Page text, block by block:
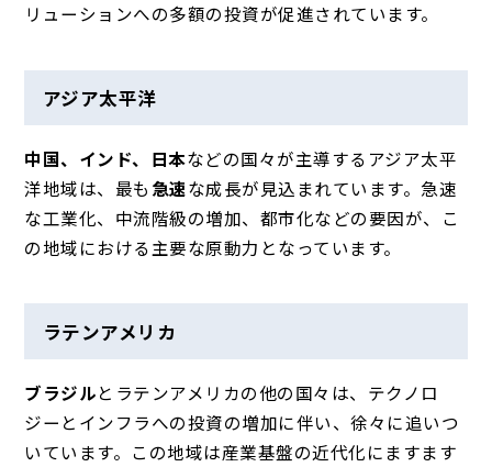
リューションへの多額の投資が促進されています。
アジア太平洋
中国、インド、日本などの国々が主導するアジア太平
洋地域は、 最も 急速な成長が見込まれています。急速
な工業化、中流階級の増加、都市化などの要因が、こ
の地域における主要な原動力となっています。
ラテンアメリカ
ブラジルとラテンアメリカの他の国々は、テクノロ
ジーとインフラへの投資の増加に伴い、徐々に追いつ
いています。この地域は産業基盤の近代化にますます